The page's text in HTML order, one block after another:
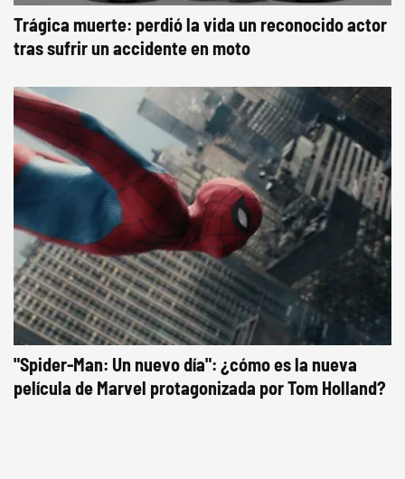
Trágica muerte: perdió la vida un reconocido actor
tras sufrir un accidente en moto
"Spider-Man: Un nuevo día": ¿cómo es la nueva
película de Marvel protagonizada por Tom Holland?